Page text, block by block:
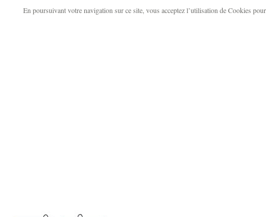
En poursuivant votre navigation sur ce site, vous acceptez l’utilisation de Cookies